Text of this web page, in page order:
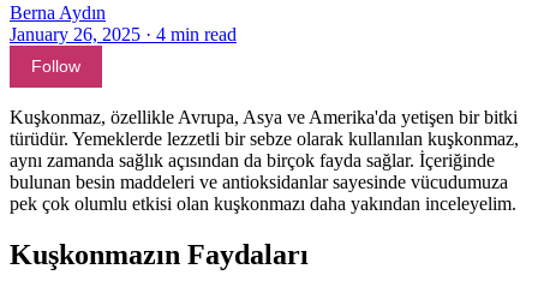
Berna Aydın
January 26, 2025 · 4 min read
Follow
Kuşkonmaz, özellikle Avrupa, Asya ve Amerika'da yetişen bir bitki
türüdür. Yemeklerde lezzetli bir sebze olarak kullanılan kuşkonmaz,
aynı zamanda sağlık açısından da birçok fayda sağlar. İçeriğinde
bulunan besin maddeleri ve antioksidanlar sayesinde vücudumuza
pek çok olumlu etkisi olan kuşkonmazı daha yakından inceleyelim.
Kuşkonmazın Faydaları